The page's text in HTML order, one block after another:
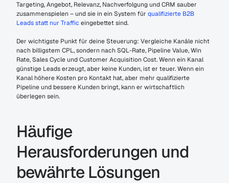
Targeting, Angebot, Relevanz, Nachverfolgung und CRM sauber
zusammenspielen – und sie in ein System für qualifizierte B2B
Leads statt nur Traffic eingebettet sind.
Der wichtigste Punkt für deine Steuerung: Vergleiche Kanäle nicht
nach billigstem CPL, sondern nach SQL-Rate, Pipeline Value, Win
Rate, Sales Cycle und Customer Acquisition Cost. Wenn ein Kanal
günstige Leads erzeugt, aber keine Kunden, ist er teuer. Wenn ein
Kanal höhere Kosten pro Kontakt hat, aber mehr qualifizierte
Pipeline und bessere Kunden bringt, kann er wirtschaftlich
überlegen sein.
Häufige
Herausforderungen und
bewährte Lösungen